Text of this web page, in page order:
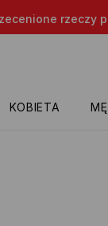
rzeczy
KOBIETA